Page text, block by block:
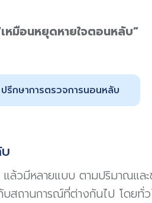
หมือนหยุดหายใจตอนหลับ”
ปรึกษาการตรวจการนอนหลับ
แล้วมีหลายแบบ ตามปริมาณแ
สถานการณ์ที่ต่างกันไป โดยทั่